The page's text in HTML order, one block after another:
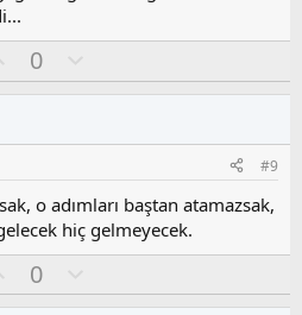
y
0
l
s
u
z
o
y
a
#9
o adımları baştan atamazsak,
hiç gelmeyecek.
y
0
l